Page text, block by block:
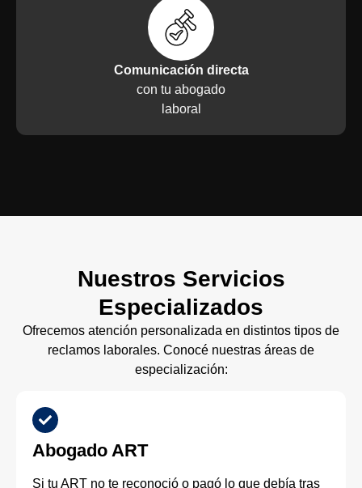
Comunicación directa
con tu abogado
laboral
Nuestros Servicios
Especializados
Ofrecemos atención personalizada en distintos tipos de
reclamos laborales. Conocé nuestras áreas de
especialización:
Abogado ART
Si tu ART no te reconoció o pagó lo que debía tras